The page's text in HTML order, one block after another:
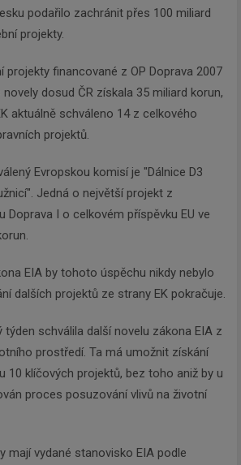
podařilo zachránit přes 100 miliard
projekty.
projekty financované z OP Doprava 2007
dosud ČR získala 35 miliard korun,
aktuálně schváleno 14 z celkového
projektů.
Evropskou komisí je "Dálnice D3
Jedná o největší projekt z
Doprava I o celkovém příspěvku EU ve
EIA by tohoto úspěchu nikdy nebylo
dalších projektů ze strany EK pokračuje.
schválila další novelu zákona EIA z
prostředí. Ta má umožnit získání
10 klíčových projektů, bez toho aniž by u
proces posuzování vlivů na životní
mají vydané stanovisko EIA podle